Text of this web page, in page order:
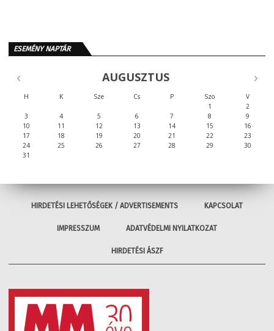
ESEMÉNY NAPTÁR
AUGUSZTUS
H K Sze Cs P Szo
V
1
2
3
4 5 6 7 8
9
10
11 12 13 14 15
16
17
18 19 20 21 22
23
24
25 26 27 28 29
30
31
HIRDETÉSI LEHETŐSÉGEK / ADVERTISEMENTS KAPCSOLAT
IMPRESSZUM ADATVÉDELMI NYILATKOZAT
HIRDETÉSI ÁSZF